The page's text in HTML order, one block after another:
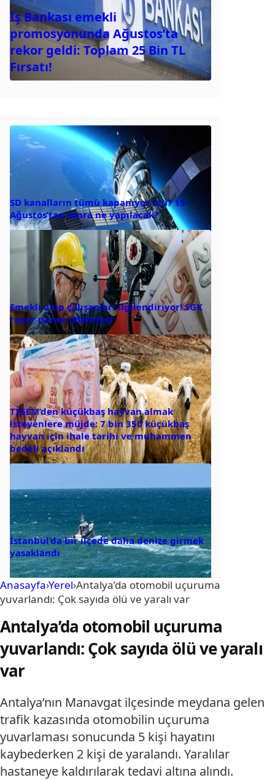
İş Bankası emekli
promosyonunda Ağustos’ta
rekor geldi: Toplam 25 Bin TL
Fırsatı!
SD kanalların tümü kapanıyor mu? 15
Ağustos’tan sonra ne yapılacak?
Emekli olup çalışanları ilgilendiriyor! SGK
rapor parası ödemiyor
TİGEM’den küçükbaş hayvan almak
isteyenlere müjde: 7 bin 350 küçükbaş
hayvan için ihale tarihi ve muhammen
bedeli açıklandı
İstanbul’da bir ilçede daha denize girmek
yasaklandı
Anasayfa›Yerel›Antalya’da otomobil uçuruma
yuvarlandı: Çok sayıda ölü ve yaralı var
Antalya’da otomobil uçuruma
yuvarlandı: Çok sayıda ölü ve yaralı
var
Antalya’nın Manavgat ilçesinde meydana gelen
trafik kazasında otomobilin uçuruma
yuvarlaması sonucunda 5 kişi hayatını
kaybederken 2 kişi de yaralandı. Yaralılar
hastaneye kaldırılarak tedavi altına alındı.